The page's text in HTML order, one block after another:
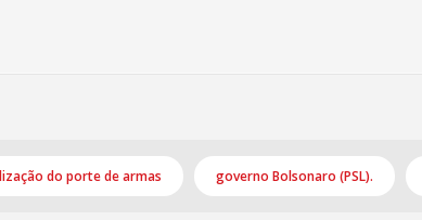
do porte de armas governo Bolsonaro (PSL).